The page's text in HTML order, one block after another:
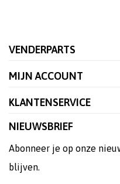
VENDERPARTS
MIJN ACCOUNT
KLANTENSERVICE
NIEUWSBRIEF
Abonneer je op onze
blijven.